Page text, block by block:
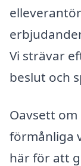
Vi strävar
beslut och
Oavsett
förmånliga
här för att